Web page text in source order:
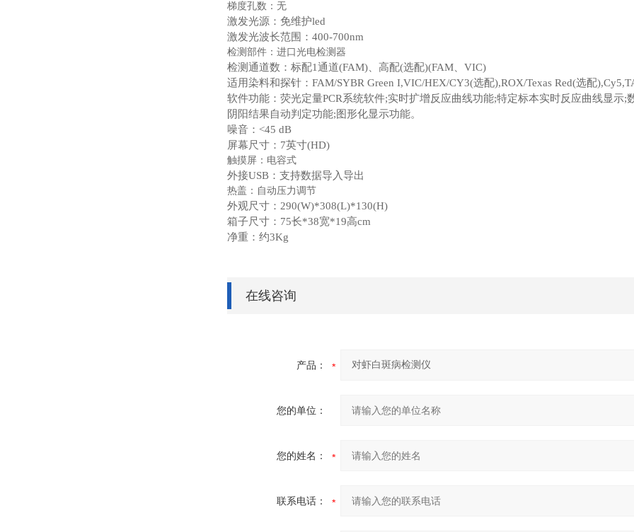
梯度孔数：无
激发光源：免维护led
激发光波长范围：400-700nm
检测部件：进口光电检测器
检测通道数：标配1通道(FAM)、高配(选配)(FAM、VIC)
适用染料和探针：FAM/SYBR Green I,VIC/HEX/CY3(选配),ROX/Texas Red(选配
软件功能：荧光定量PCR系统软件;实时扩增反应曲线功能;特定标本实时反应曲线显示;
阴阳结果自动判定功能;图形化显示功能。
噪音：<45 dB
屏幕尺寸：7英寸(HD)
触摸屏：电容式
外接USB：支持数据导入导出
热盖：自动压力调节
外观尺寸：290(W)*308(L)*130(H)
箱子尺寸：75长*38宽*19高cm
净重：约3Kg
在线咨询
产品：
您的单位：
您的姓名：
联系电话：